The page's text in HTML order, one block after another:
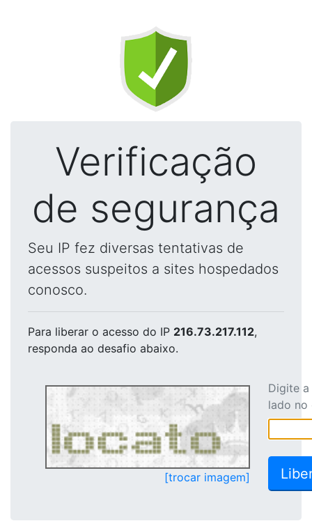
Verificação
de segurança
Seu IP fez diversas tentativas de
acessos suspeitos a sites hospedados
conosco.
Para liberar o acesso do IP 216.73.217.112,
responda ao desafio abaixo.
[trocar imagem]
Digite
lado no